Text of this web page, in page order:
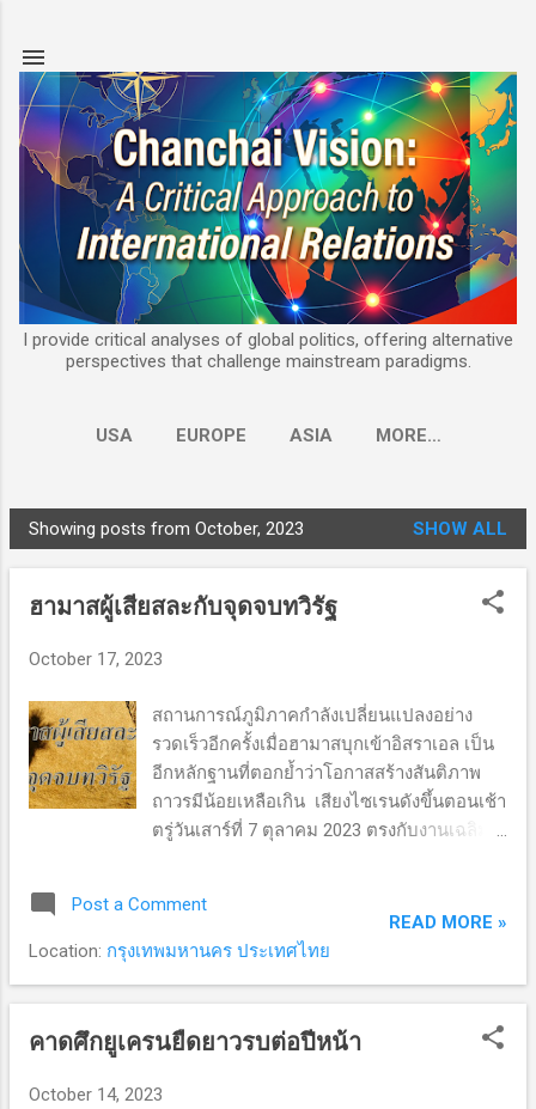
I provide critical analyses of global politics, offering alternative
perspectives that challenge mainstream paradigms.
USA EUROPE ASIA MORE…
P
o
Showing posts from October, 2023 SHOW ALL
ฮามาสผู้เสียสละกับจุดจบทวิรัฐ
October 17, 2023
สถานการณ์ภูมิภาคกำลังเปลี่ยนแปลงอย่าง
รวดเร็วอีกครั้งเมื่อฮามาสบุกเข้าอิสราเอล เป็น
อีกหลักฐานที่ตอกย้ำว่าโอกาสสร้างสันติภาพ
ถาวรมีน้อยเหลือเกิน เสียงไซเรนดังขึ้นตอนเช้า
ตรู่วันเสาร์ที่ 7 ตุลาคม 2023 ตรงกับงานเฉลิม
ถึงชั่วโมงจรวดหลายพันลูกยิงใส่อิสราเอล Iron
Dome ที่ว่าดีเลิศไม่สามารถสกัดจรวดได้
ตัวเมืองบ้านเรือนคนอิสราเอล ประชาชนหนี
ตายกันจ้าละหวั่น เสียงร้องไห้ของเด็กๆ ได้ยิน
ปลอดภัย เฉพาะวันแรกวันเดียวอิสราเอลตาย
Post a Comment
Location: กรุงเทพมหานคร ประเทศไทย
READ MORE »
คาดศึกยูเครนยืดยาวรบต่อปีหน้า
October 14, 2023